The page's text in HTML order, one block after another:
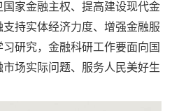
家金融主权、提高建设现代金
持实体经济力度、增强金融服
研究，金融科研工作要面向国
场实际问题、服务人民美好生